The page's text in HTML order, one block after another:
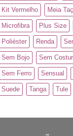
Kit Vermelho Meia
Microfibra Plus Size
Poliéster Renda
Sem Bojo Sem
Sem Ferro Sensual
Suede Tanga Tule